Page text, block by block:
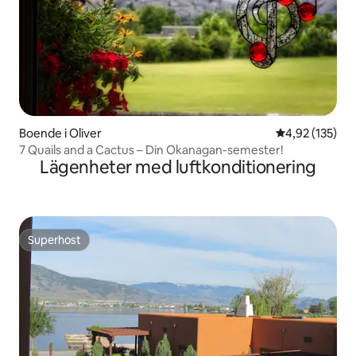
Boende i Oliver 4,92 av 5 i
4,92 (135)
7 Quails and a Cactus – Din Okanagan-semester!
Lägenheter med luftkonditionering
Superhost
Superhost